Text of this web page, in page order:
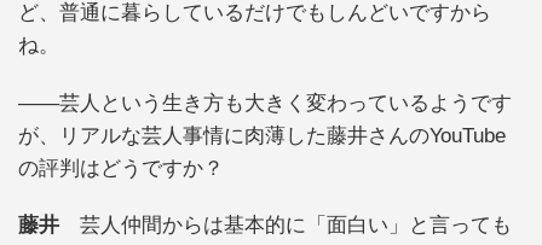
ど、普通に暮らしているだけでもしんどいですから
ね。
――芸人という生き方も大きく変わっているようです
が、リアルな芸人事情に肉薄した藤井さんのYouTube
の評判はどうですか？
藤井 芸人仲間からは基本的に「面白い」と言っても